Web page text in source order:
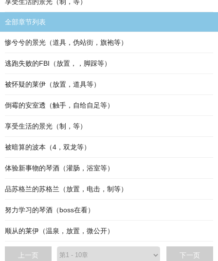
全部章节列表
惨兮兮的景光（道具，伪站街，旗袍等）
逃跑失败的FBI（放置，，脚踩等）
被怀疑的莱伊（放置，道具等）
倒霉的安室透（触手，自给自足等）
享受生活的景光（制，等）
被暗算的波本（4，双龙等）
体验新事物的琴酒（灌肠，浴室等）
品苏格兰的苏格兰（放置，电击，制等）
努力学习的琴酒（boss在看）
顺从的莱伊（温泉，放置，微公开）
上一页 下一页